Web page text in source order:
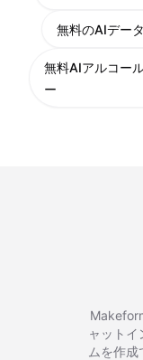
無料のAIデー
無料AIアルコー
ー
ャット
ムを作